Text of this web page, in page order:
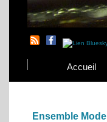
Accueil
Ensemble